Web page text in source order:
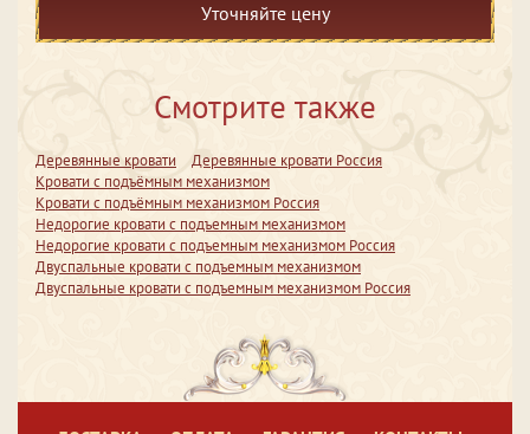
Уточняйте цену
Смотрите также
Деревянные кровати
Деревянные кровати Россия
Кровати с подъёмным механизмом
Кровати с подъёмным механизмом Россия
Недорогие кровати с подъемным механизмом
Недорогие кровати с подъемным механизмом Россия
Двуспальные кровати с подъемным механизмом
Двуспальные кровати с подъемным механизмом Россия